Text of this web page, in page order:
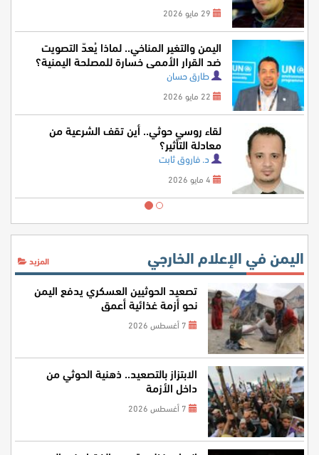
اليمن والتغير المناخي.. لماذا يُعدّ التصويت
ضد القرار الأممي خسارة للمصلحة اليمنية؟
طارق حسان
لقاء روسي حوثي.. أين تقف الشرعية من
معادلة التأثير؟
د. فاروق ثابت
اليمن في الإعلام الخارجي المزيد
تصعيد الحوثيين العسكري يدفع اليمن
نحو أزمة غذائية أعمق
الابتزاز بالتصعيد.. ذهنية الحوثي من
داخل الأزمة